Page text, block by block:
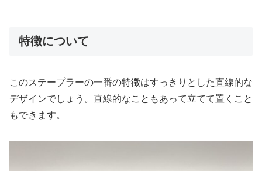
特徴について
このステープラーの一番の特徴はすっきりとした直線的な
デザインでしょう。直線的なこともあって立てて置くこと
もできます。